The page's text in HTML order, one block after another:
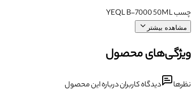
چسب YEQL B-7000 50ML
مشاهده بیشتر
ویژگی‌های محصول
نظرها دیدگاه کاربران درباره این محصول